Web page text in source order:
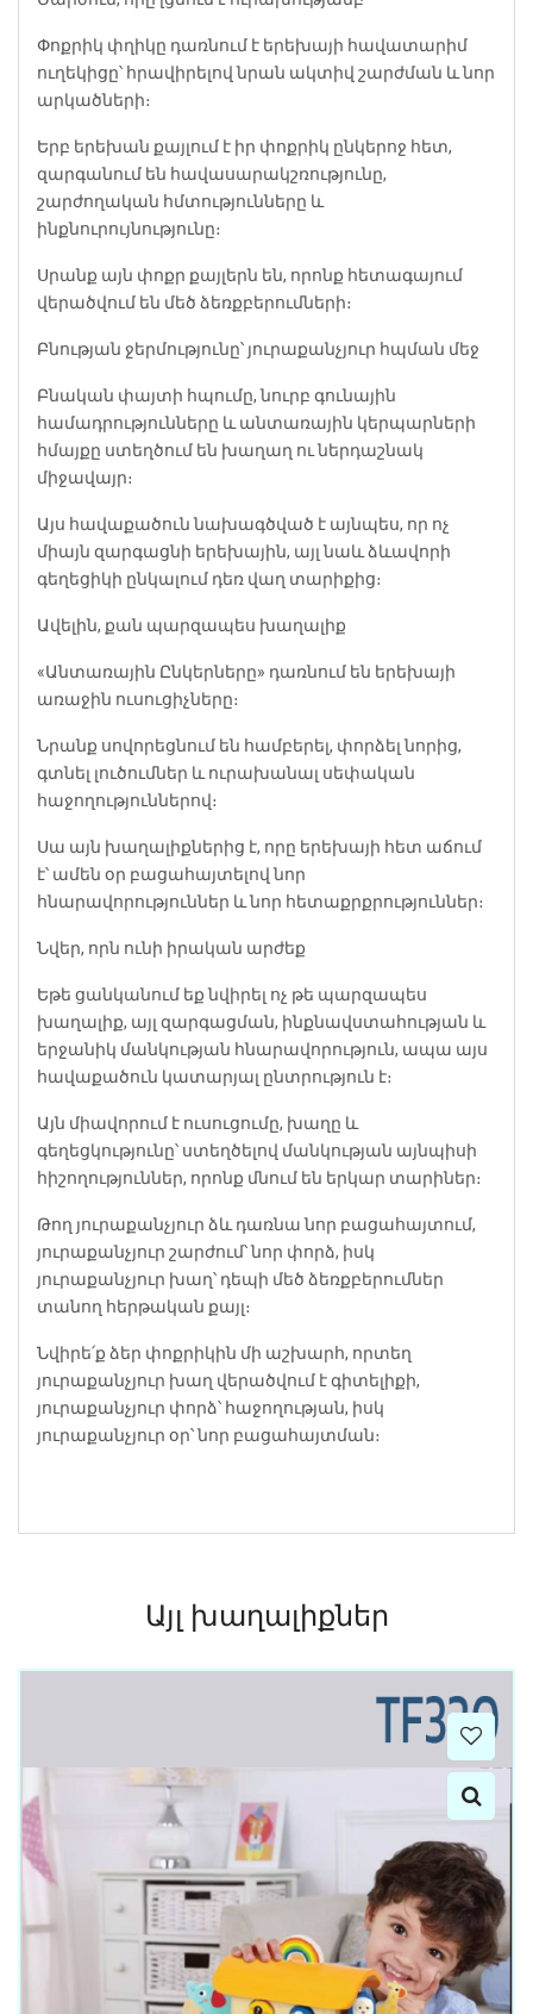
Փոքրիկ փղիկը դառնում է երեխայի հավատարիմ
ուղեկիցը՝ հրավիրելով նրան ակտիվ շարժման և նոր
արկածների։
Երբ երեխան քայլում է իր փոքրիկ ընկերոջ հետ,
զարգանում են հավասարակշռությունը,
շարժողական հմտությունները և
ինքնուրույնությունը։
Սրանք այն փոքր քայլերն են, որոնք հետագայում
վերածվում են մեծ ձեռքբերումների։
Բնության ջերմությունը՝ յուրաքանչյուր հպման մեջ
Բնական փայտի հպումը, նուրբ գունային
համադրությունները և անտառային կերպարների
հմայքը ստեղծում են խաղաղ ու ներդաշնակ
միջավայր։
Այս հավաքածուն նախագծված է այնպես, որ ոչ
միայն զարգացնի երեխային, այլ նաև ձևավորի
գեղեցիկի ընկալում դեռ վաղ տարիքից։
Ավելին, քան պարզապես խաղալիք
«Անտառային Ընկերները» դառնում են երեխայի
առաջին ուսուցիչները։
Նրանք սովորեցնում են համբերել, փորձել նորից,
գտնել լուծումներ և ուրախանալ սեփական
հաջողություններով։
Սա այն խաղալիքներից է, որը երեխայի հետ աճում
է՝ ամեն օր բացահայտելով նոր
հնարավորություններ և նոր հետաքրքրություններ։
Նվեր, որն ունի իրական արժեք
Եթե ցանկանում եք նվիրել ոչ թե պարզապես
խաղալիք, այլ զարգացման, ինքնավստահության և
երջանիկ մանկության հնարավորություն, ապա այս
հավաքածուն կատարյալ ընտրություն է։
Այն միավորում է ուսուցումը, խաղը և
գեղեցկությունը՝ ստեղծելով մանկության այնպիսի
հիշողություններ, որոնք մնում են երկար տարիներ։
Թող յուրաքանչյուր ձև դառնա նոր բացահայտում,
յուրաքանչյուր շարժում՝ նոր փորձ, իսկ
յուրաքանչյուր խաղ՝ դեպի մեծ ձեռքբերումներ
տանող հերթական քայլ։
Նվիրե՛ք ձեր փոքրիկին մի աշխարհ, որտեղ
յուրաքանչյուր խաղ վերածվում է գիտելիքի,
յուրաքանչյուր փորձ՝ հաջողության, իսկ
յուրաքանչյուր օր՝ նոր բացահայտման։
Այլ խաղալիքներ